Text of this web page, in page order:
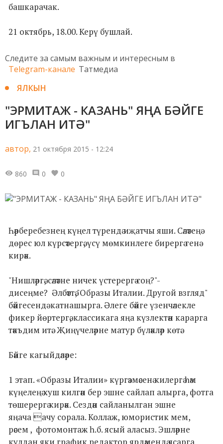
башкарачак.
21 октябрь, 18.00. Керү бушлай.
Следите за самым важным и интересным в
Telegram-канале Татмедиа
ЯЛКЫН
"ЭРМИТАЖ - КАЗАНЬ" ЯҢА БӘЙГЕ
ИГЪЛАН ИТӘ"
автор, 21 октября 2015 - 12:24
860 0 0
Һәрберебезнең күңел түрендә иҗатчы яши. Сәләтеңә
дөрес юл күрсәтергә, үсү мөмкинлеге бирергә генә
кирәк.
"Нишләргә, сәләтне ничек үстерергә соң?"-
дисеңме? Әлбәттә,"Образы Италии. Другой взгляд"
бәйгесендә катнашырга. Әлеге бәйге үзенчәлекле
фикер йөртергә, классикага яңа күзлектән карарга
тәкъдим итә. Җиңүчеләрне матур бүләкләр көтә.
Бәйге кагыйдәләре:
1 этап. «Образы Италии» күргәзмәсенә килергә һәм
күңелеңә хуш килгән бер эшне сайлап алырга, фотга
төшерергә кирәк. Сездән сайланылган эшне
яңача ачу сорала. Коллаж, юмористик мем,
рәсем , фотомонтаж һ.б. ясый аласыз. Эшләрне
кулдан яки график редактор ярдәмендә ясарга